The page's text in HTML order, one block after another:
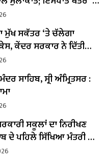
ਦਾ ਐਲਾਨ
ਮੁੱਖ ਸਕੱਤਰ ‘ਤੇ ਚੱਲੇਗਾ
ਕੇਸ, ਕੇਂਦਰ ਸਰਕਾਰ ਨੇ ਦਿੱਤੀ
ਸਾਹਿਬ, ਸ੍ਰੀ ਅੰਮ੍ਰਿਤਸਰ :
ਸਕੂਲਾਂ ਦਾ ਨਿਰੀਖਣ
ਦੇ ਪਹਿਲੇ ਸਿੱਖਿਆ ਮੰਤਰੀ ਬਣੇ